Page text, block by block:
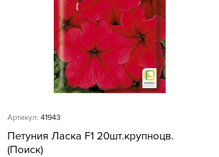
Артикул: 41943
Петуния Ласка F1 20шт.крупноцв.
(Поиск)